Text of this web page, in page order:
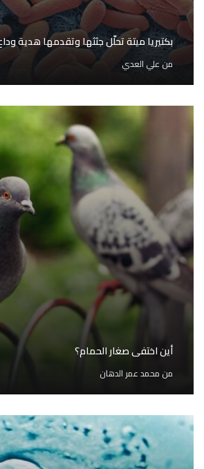
بكتيريا ميتة تحلّل جثثها وتقدمها هدية
من علي العدي
أين اختفى صغار الحمام؟
من محمد عمر الدهان